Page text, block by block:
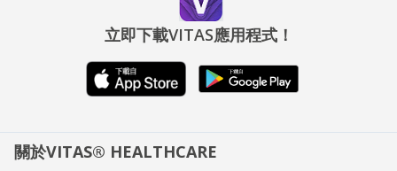
立即下載VITAS應用程式！
關於VITAS® HEALTHCARE